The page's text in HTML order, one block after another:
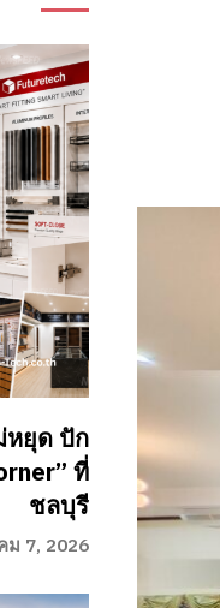
หยุด ปัก
ที่
ชลบุรี
ม 7, 2026